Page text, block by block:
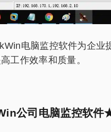
电脑监控软件为企业
工作效率和质量。
公司电脑监控软件